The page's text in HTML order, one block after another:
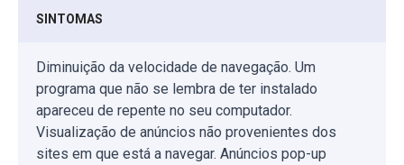
SINTOMAS
Diminuição da velocidade de navegação. Um
programa que não se lembra de ter instalado
apareceu de repente no seu computador.
Visualização de anúncios não provenientes dos
sites em que está a navegar. Anúncios pop-up